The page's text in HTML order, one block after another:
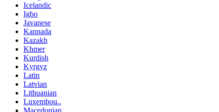
Icelandic
Igbo
Javanese
Kannada
Kazakh
Khmer
Kurdish
Kyrgyz
Latin
Latvian
Lithuanian
Luxembou..